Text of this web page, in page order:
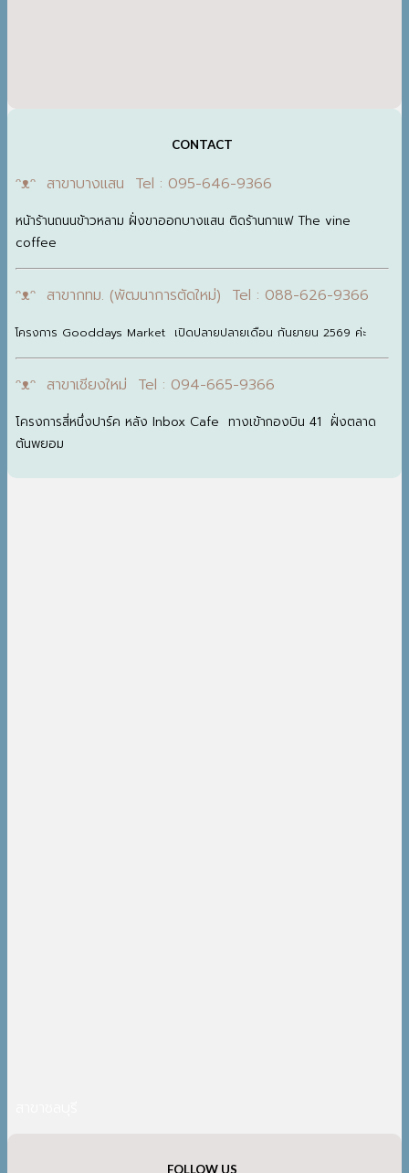
CONTACT
ᵔᴥᵔ สาขาบางแสน Tel : 095-646-9366
หน้าร้านถนนข้าวหลาม ฝั่งขาออกบางแสน ติดร้านกาแฟ The vine
coffee
ᵔᴥᵔ สาขากทม. (พัฒนาการตัดใหม่) Tel : 088-626-9366
โครงการ Gooddays Market เปิดปลายปลายเดือน กันยายน 2569 ค่ะ
ᵔᴥᵔ สาขาเชียงใหม่ Tel : 094-665-9366
โครงการสี่หนึ่งปาร์ค หลัง Inbox Cafe ทางเข้ากองบิน 41 ฝั่งตลาด
ต้นพยอม
FOLLOW US